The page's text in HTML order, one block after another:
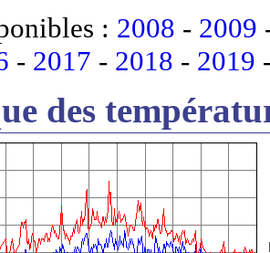
: 2008 - 2009
- 2017 - 2018 - 2019
des